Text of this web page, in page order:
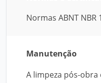
Normas ABNT NBR
Manutenção
A limpeza pós-